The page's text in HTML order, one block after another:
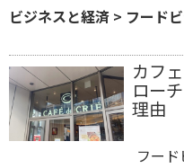
ビジネスと経済 > フード
カフ
ロー
理由
フー